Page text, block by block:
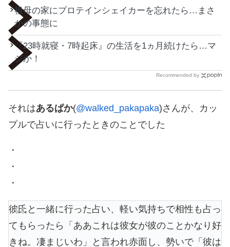
祖母の家にプロテインシェイカーを忘れたら…まさ
かの事態に
『23時就寝・7時起床』の生活を1ヵ月続けたら…マ
ジか！
Recommended by
それはあるぱか(@walked_pakapaka)さんが、カッ
プルで占いに行ったときのことでした
・
・
・
彼氏と一緒に行った占い、軽い気持ちで相性も占っ
てもらったら「ああこれは彼女が彼のことかなり好
きね。凄まじいわ」と言われ赤面し、勢いで「彼は